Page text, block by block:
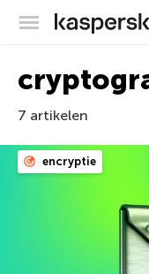
7 artikelen
encryptie